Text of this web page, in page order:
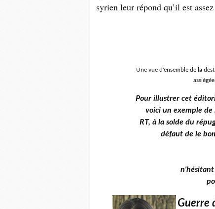
syrien leur répond qu’il est
Une vue d'ensemble de la
Pour illustrer cet
voici un exemple de
RT, à la solde du
défaut de le
n'hésitant
Guerre